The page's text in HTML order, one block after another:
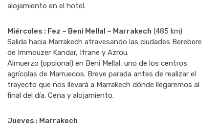
alojamiento en el hotel.
Miércoles : Fez – Beni Mellal – Marrakech (485 km)
Salida hacia Marrakech atravesando las ciudades Berebere
de Immouzer Kandar, Ifrane y Azrou.
Almuerzo (opcional) en Beni Mellal, uno de los centros
agrícolas de Marruecos. Breve parada antes de realizar el
trayecto que nos llevará a Marrakech dónde llegaremos al
final del día. Cena y alojamiento.
Jueves : Marrakech